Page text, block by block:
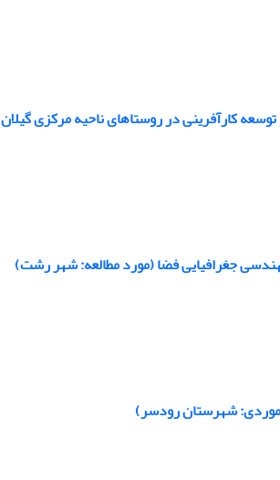
کارآفرینی در روستاهای ناحیه مرکزی گیلان
جغرافیایی فضا (مورد مطالعه: شهر رشت)
موردی: شهرستان رودسر)